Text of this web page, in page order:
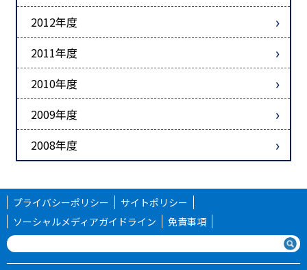
2012年度
2011年度
2010年度
2009年度
2008年度
プライバシーポリシー
サイトポリシー
ソーシャルメディアガイドライン
免責事項